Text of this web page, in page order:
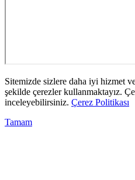
Sitemizde sizlere daha iyi hizmet
şekilde çerezler kullanmaktayız.
inceleyebilirsiniz. Çerez Politikası
Tamam